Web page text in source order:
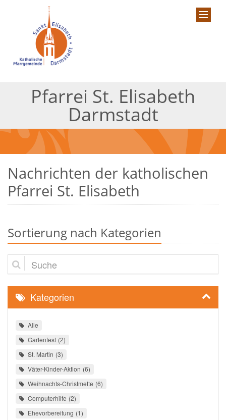
Pfarrei St. Elisabeth
Darmstadt
Nachrichten der katholischen
Pfarrei St. Elisabeth
Sortierung nach Kategorien
Suche
Kategorien
Alle
Gartenfest 2
St. Martin 3
Väter-Kinder-Aktion 6
Weihnachts-Christmette 6
Computerhilfe 2
Ehevorbereitung 1